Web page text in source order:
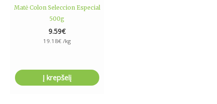
Matė Colon Seleccion Especial
500g
9.59€
19.18€ /kg
Į krepšelį